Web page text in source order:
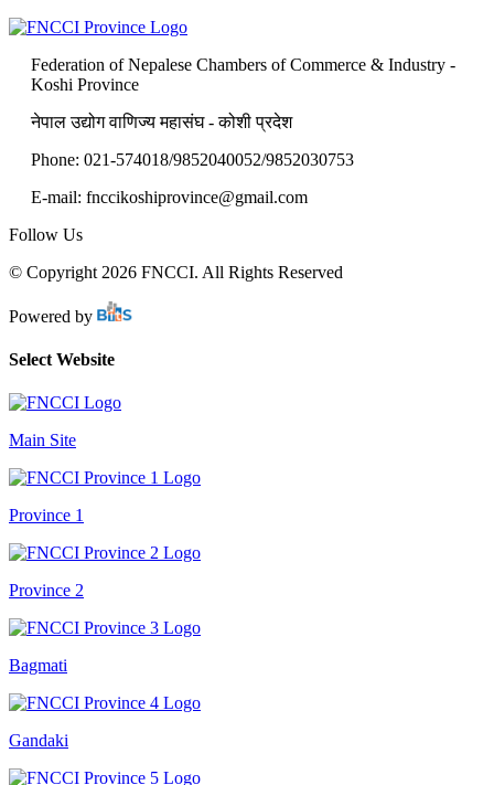
Federation of Nepalese Chambers of Commerce & Industry -
Koshi Province
नेपाल उद्योग वाणिज्य महासंघ - कोशी प्रदेश
Phone: 021-574018/9852040052/9852030753
E-mail: fnccikoshiprovince@gmail.com
Follow Us
© Copyright 2026 FNCCI. All Rights Reserved
Powered by
Select Website
Main Site
Province 1
Province 2
Bagmati
Gandaki